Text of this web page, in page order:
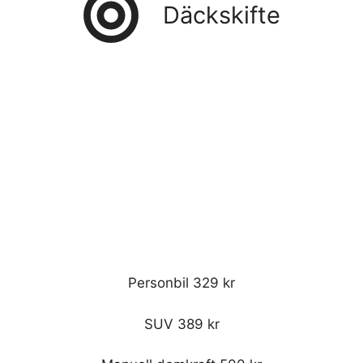
Däckskifte
Personbil 329 kr
SUV 389 kr